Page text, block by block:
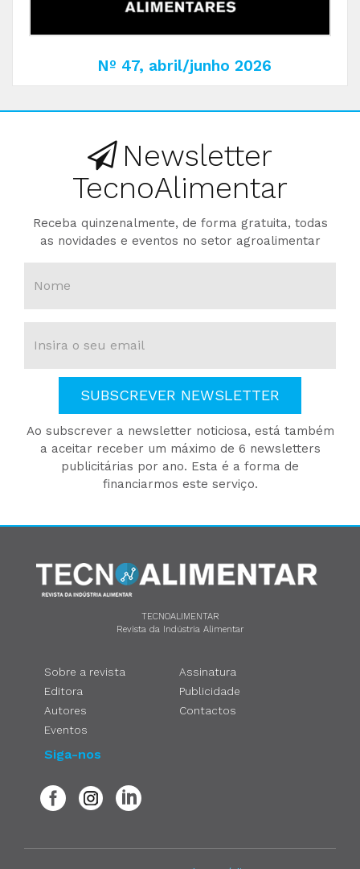
Nº 47, abril/junho 2026
Newsletter
TecnoAlimentar
Receba quinzenalmente, de forma gratuita, todas
as novidades e eventos no setor agroalimentar
SUBSCREVER NEWSLETTER
Ao subscrever a newsletter noticiosa, está também
a aceitar receber um máximo de 6 newsletters
publicitárias por ano. Esta é a forma de
financiarmos este serviço.
TECNOALIMENTAR
Revista da Indústria Alimentar
Sobre a revista
Editora
Autores
Eventos
Assinatura
Publicidade
Contactos
Siga-nos